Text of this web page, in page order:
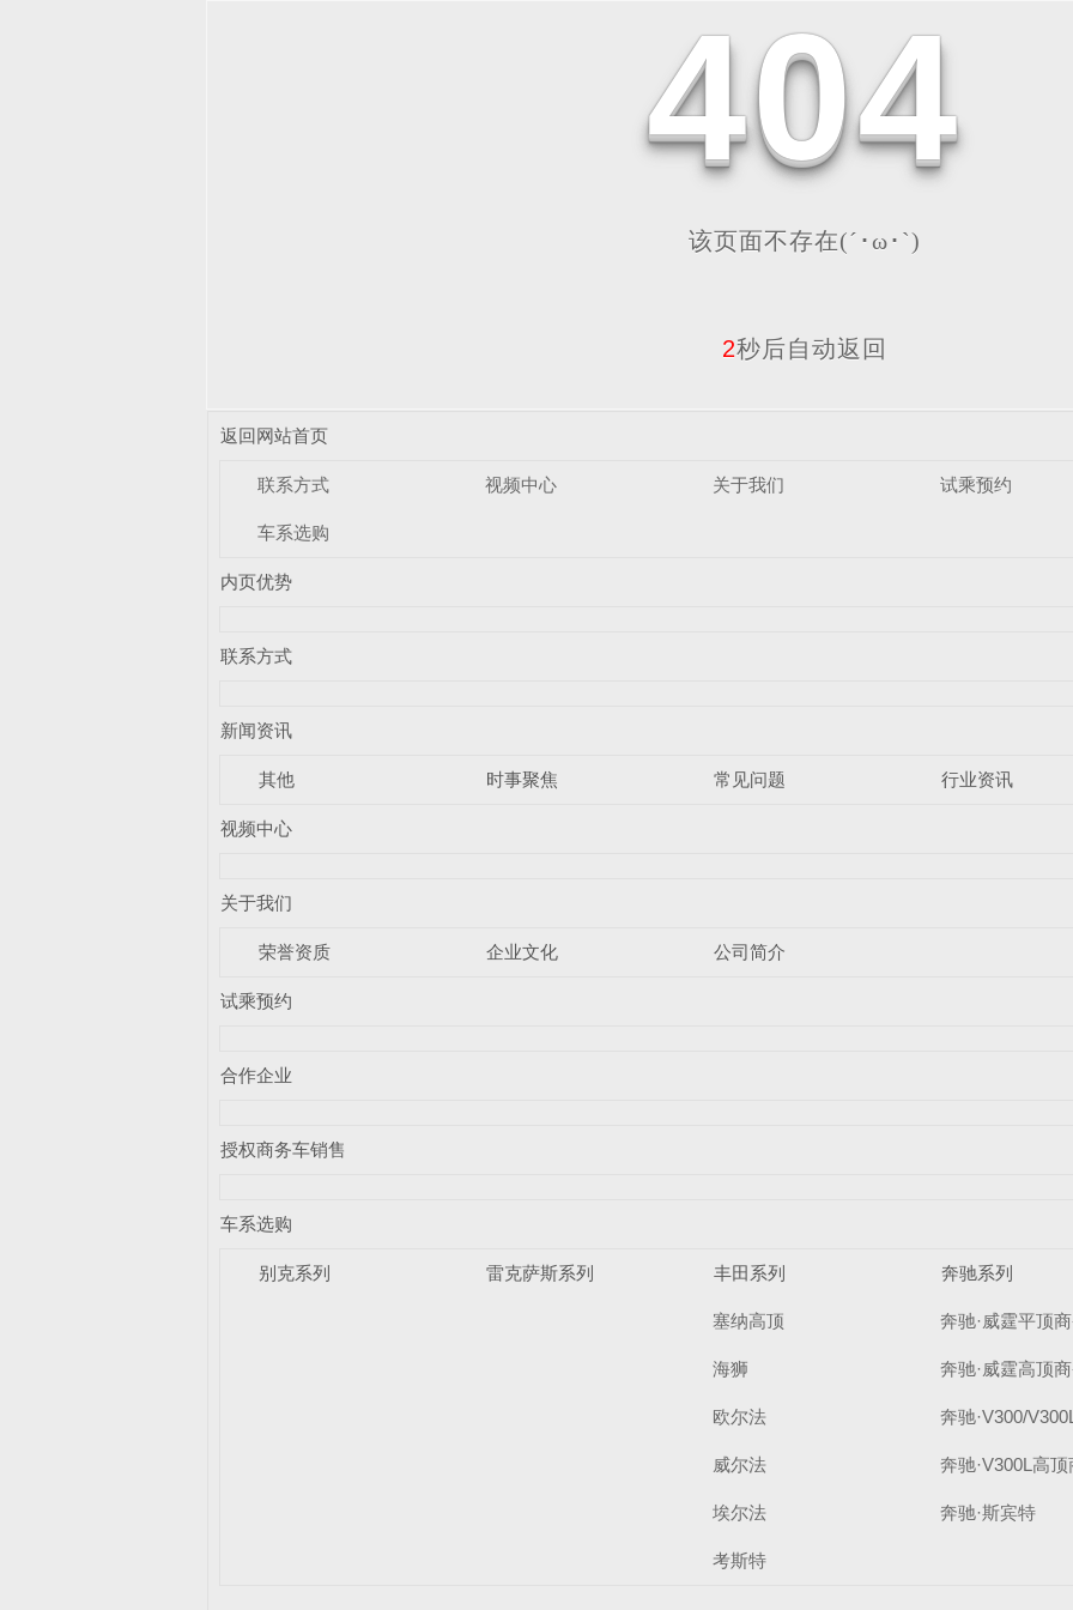
404
该页面不存在(´･ω･`)
2秒后自动返回
返回网站首页
联系方式 视频中心 关于我们 试乘预约
车系选购
内页优势
联系方式
新闻资讯
其他 时事聚焦 常见问题 行业资讯
视频中心
关于我们
荣誉资质 企业文化 公司简介
试乘预约
合作企业
授权商务车销售
车系选购
别克系列 雷克萨斯系列 丰田系列
塞纳高顶
海狮
欧尔法
威尔法
埃尔法
考斯特
奔驰系列
奔驰·威霆平顶
奔驰·威霆高顶
奔驰·V300/
奔驰·V300L高
奔驰·斯宾特